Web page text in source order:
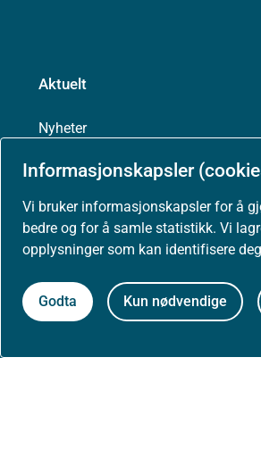
Informasjonskapsler
Vi bruker informasjonskapsler for å
bedre og for å samle statistikk. Vi
opplysninger som kan identifisere
Godta Kun nødvendige
Aktuelt
Nyheter
Arrangementer
Høringer
Presse